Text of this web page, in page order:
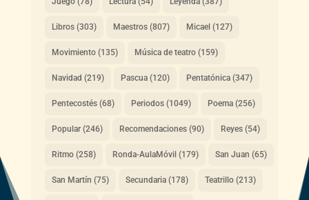
Libros(303) Maestros(807) Micael (127)
Movimiento(135) Música de teatro(159)
Navidad (219) Pascua(120) Pentatónica(347)
Pentecostés(68) Periodos(1049) Poema(256)
Popular(246) Recomendaciones(90) Reyes(54)
Ritmo(258) Ronda-AulaMóvil (179) San Juan (65)
San Martín (75) Secundaria(178) Teatrillo(213)